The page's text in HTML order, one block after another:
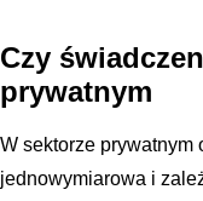
Czy
prywatnym
W sektorze
jednowymiarowa i